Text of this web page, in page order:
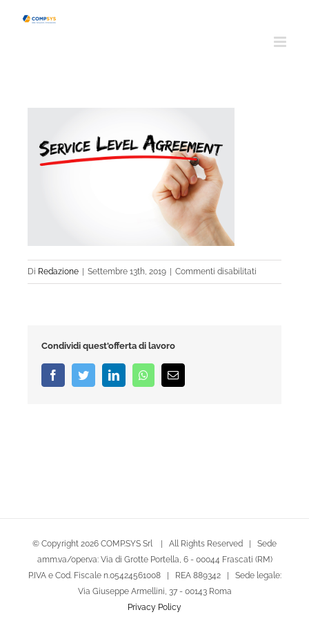
Di Redazione Settembre 13th, 2019 Commenti disabilitati
Condividi quest'offerta di lavoro
FacebookTwitterLinkedInWhatsappEmail
© Copyright 2026 COMP.SYS Srl | All Rights Reserved | Sede
amm.va/oper.va: Via di Grotte Portella, 6 - 00044 Frascati (RM)
P.IVA e Cod. Fiscale n.05424561008 | REA 889342 | Sede legale:
Via Giuseppe Armellini, 37 - 00143 Roma
Privacy Policy